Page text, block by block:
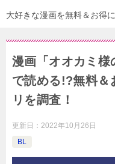
大好きな漫画を無料＆お得
漫画「オオカミ様
で読める!?無料＆
リを調査！
更新日： 2022年10月26日
BL